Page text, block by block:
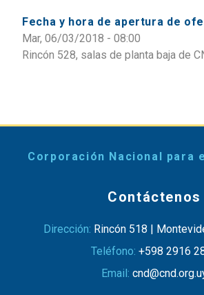
Fecha y hora de apertura de
Mar, 06/03/2018 - 08:00
Rincón 528, salas de planta baja de
Corporación Nacional para
Contáctenos
Dirección: Rincón 518 |
Teléfono: +598 2916
Email: